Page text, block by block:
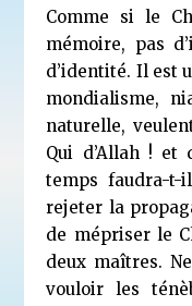
Comme si le
mémoire, pas
d’identité. Il est
mondialisme,
naturelle,
Qui d’Allah ! et
temps faudra-t-
rejeter la
de mépriser le
deux maîtres.
vouloir les